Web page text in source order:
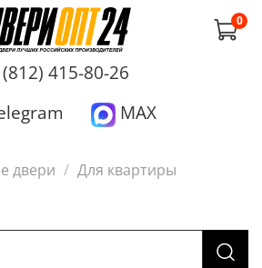
0
415-80-26
MAX
двери Для квартиры